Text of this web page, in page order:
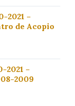
2021 –
de Acopio
2021 –
2009